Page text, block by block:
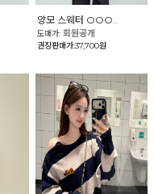
양모 스웨터 OOO..
도매가:회원공개
권장판매가:37,700원